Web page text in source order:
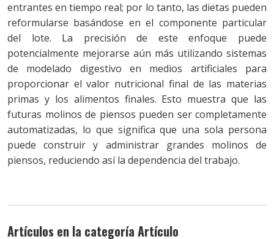
entrantes en tiempo real; por lo tanto, las dietas pueden
reformularse basándose en el componente particular
del lote. La precisión de este enfoque puede
potencialmente mejorarse aún más utilizando sistemas
de modelado digestivo en medios artificiales para
proporcionar el valor nutricional final de las materias
primas y los alimentos finales. Esto muestra que las
futuras molinos de piensos pueden ser completamente
automatizadas, lo que significa que una sola persona
puede construir y administrar grandes molinos de
piensos, reduciendo así la dependencia del trabajo.
Artículos en la categoría Artículo